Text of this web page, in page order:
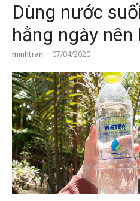
Dùng nước
hằng ngày nên
minhtran 07/04/2020